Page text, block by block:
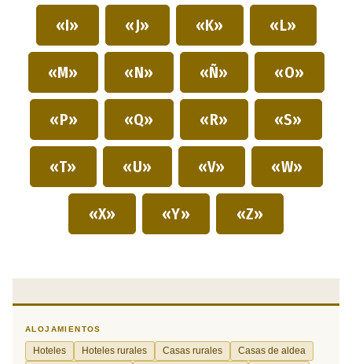
«I» «J» «K» «L»
«M» «N» «Ñ» «O»
«P» «Q» «R» «S»
«T» «U» «V» «W»
«X» «Y» «Z»